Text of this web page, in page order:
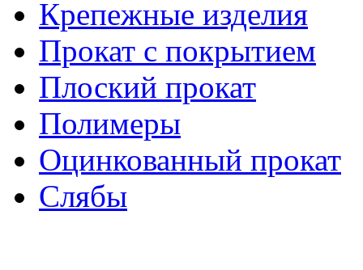
Крепежные изделия
Прокат с покрытием
Плоский прокат
Полимеры
Оцинкованный прокат
Слябы